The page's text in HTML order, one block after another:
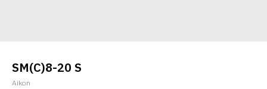
SM(C)8-20 S
Aikon